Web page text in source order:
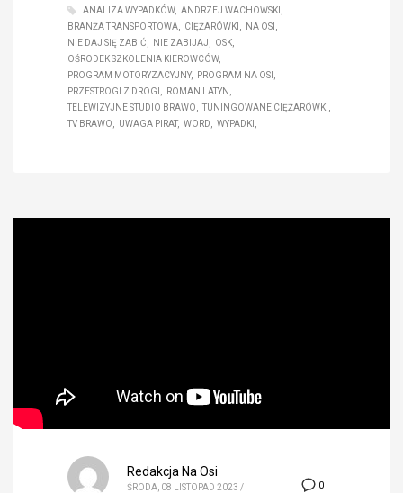
ANALIZA WYPADKÓW
ANDRZEJ WACHOWSKI
BRANŻA TRANSPORTOWA
CIĘŻARÓWKI
NA OSI
NIE DAJ SIĘ ZABIĆ
NIE ZABIJAJ
OSK
OŚRODEK SZKOLENIA KIEROWCÓW
PROGRAM MOTORYZACYJNY
PROGRAM NA OSI
PRZESTROGI Z DROGI
ROMAN LATYN
TELEWIZYJNE STUDIO BRAWO
TUNINGOWANE CIĘŻARÓWKI
TV BRAWO
UWAGA PIRAT WORD WYPADKI
0
Redakcja Na Osi
ŚRODA, 08 LISTOPAD 2023 /